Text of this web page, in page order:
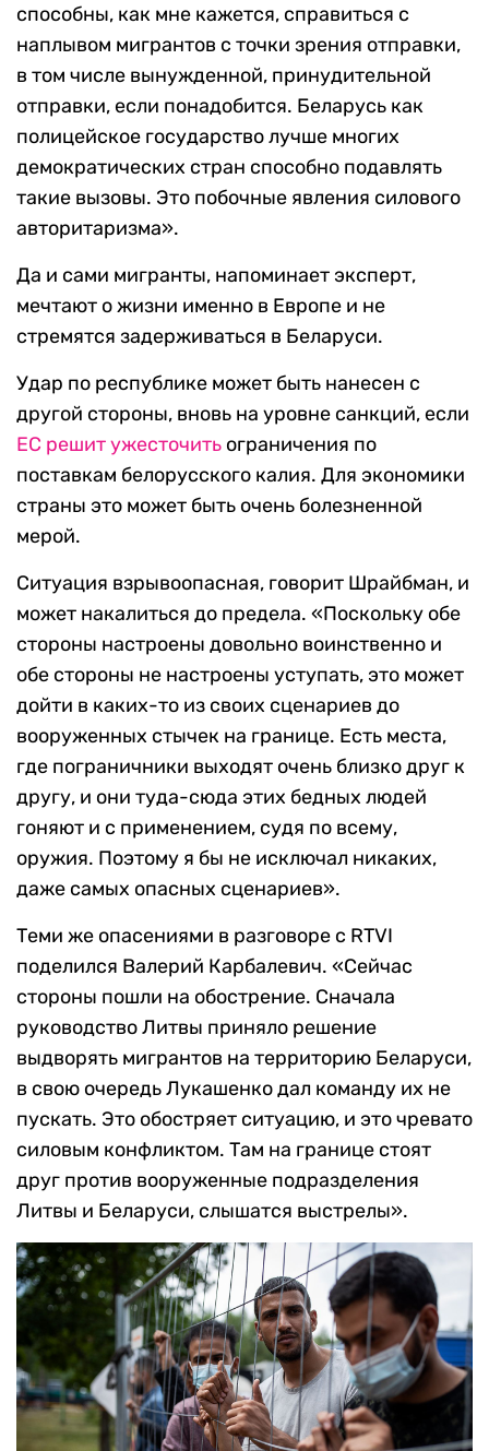
способны, как мне кажется, справиться с
наплывом мигрантов с точки зрения отправки,
в том числе вынужденной, принудительной
отправки, если понадобится. Беларусь как
полицейское государство лучше многих
демократических стран способно подавлять
такие вызовы. Это побочные явления силового
авторитаризма».
Да и сами мигранты, напоминает эксперт,
мечтают о жизни именно в Европе и не
стремятся задерживаться в Беларуси.
Удар по республике может быть нанесен с
другой стороны, вновь на уровне санкций, если
ЕС решит ужесточить ограничения по
поставкам белорусского калия. Для экономики
страны это может быть очень болезненной
мерой.
Ситуация взрывоопасная, говорит Шрайбман, и
может накалиться до предела. «Поскольку обе
стороны настроены довольно воинственно и
обе стороны не настроены уступать, это может
дойти в каких-то из своих сценариев до
вооруженных стычек на границе. Есть места,
где пограничники выходят очень близко друг к
другу, и они туда-сюда этих бедных людей
гоняют и с применением, судя по всему,
оружия. Поэтому я бы не исключал никаких,
даже самых опасных сценариев».
Теми же опасениями в разговоре с RTVI
поделился Валерий Карбалевич. «Сейчас
стороны пошли на обострение. Сначала
руководство Литвы приняло решение
выдворять мигрантов на территорию Беларуси,
в свою очередь Лукашенко дал команду их не
пускать. Это обостряет ситуацию, и это чревато
силовым конфликтом. Там на границе стоят
друг против вооруженные подразделения
Литвы и Беларуси, слышатся выстрелы».